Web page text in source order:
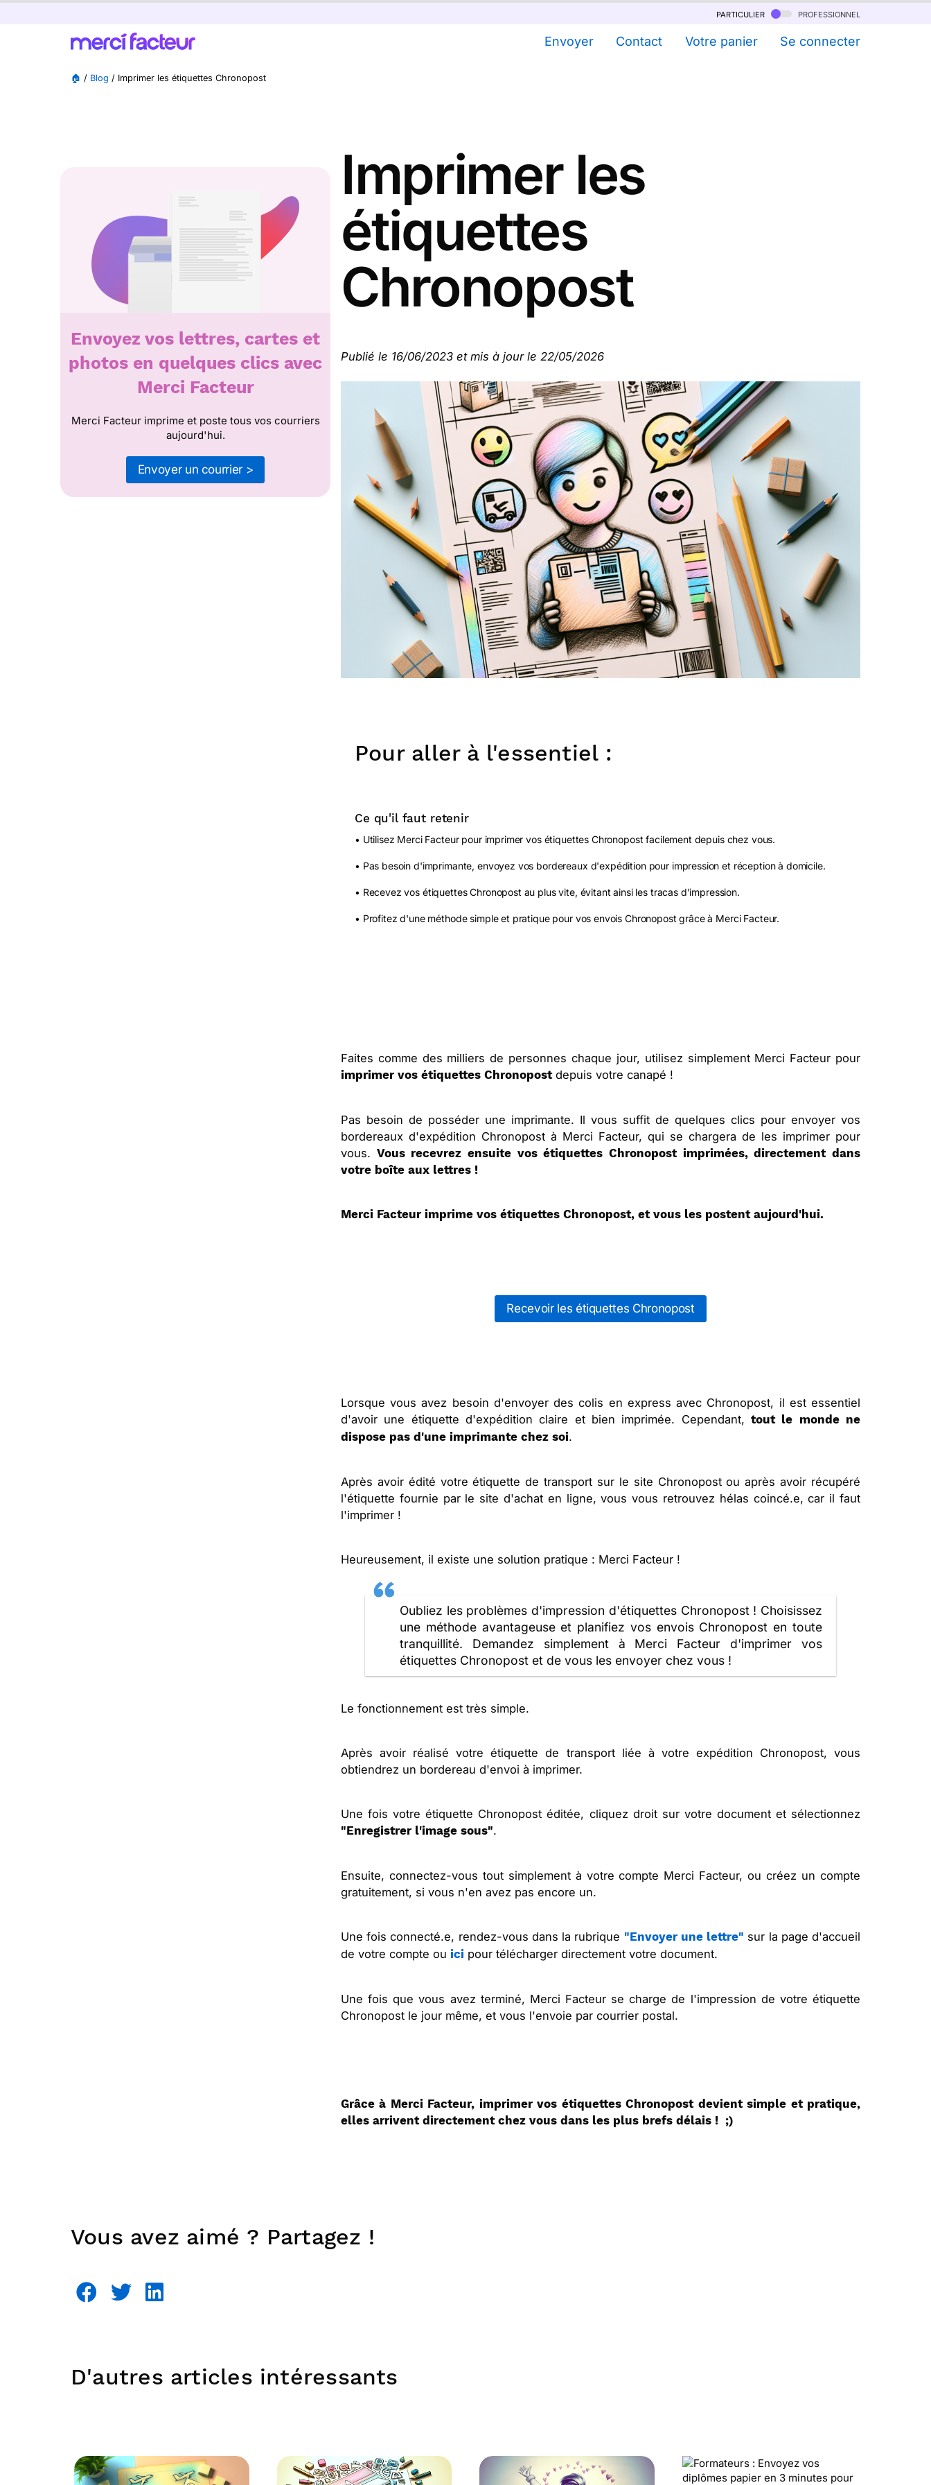
particulier professionnel
Envoyer Contact Votre panier Se connecter
🏠 / Blog / Imprimer les étiquettes Chronopost
Envoyez vos lettres, cartes et
photos en quelques clics avec
Merci Facteur
Merci Facteur imprime et poste tous vos courriers
aujourd'hui.
Envoyer un courrier >
Imprimer les
étiquettes
Chronopost
Publié le 16/06/2023 et mis à jour le 22/05/2026
Pour aller à l'essentiel :
Ce qu'il faut retenir
• Utilisez Merci Facteur pour imprimer vos étiquettes Chronopost facilement depuis chez vous.
• Pas besoin d'imprimante, envoyez vos bordereaux d'expédition pour impression et réception à domicile.
• Recevez vos étiquettes Chronopost au plus vite, évitant ainsi les tracas d'impression.
• Profitez d'une méthode simple et pratique pour vos envois Chronopost grâce à Merci Facteur.
Faites comme des milliers de personnes chaque jour, utilisez simplement Merci Facteur pour
imprimer vos étiquettes Chronopost depuis votre canapé !
Pas besoin de posséder une imprimante. Il vous suffit de quelques clics pour envoyer vos
bordereaux d'expédition Chronopost à Merci Facteur, qui se chargera de les imprimer pour
vous. Vous recevrez ensuite vos étiquettes Chronopost imprimées, directement dans
votre boîte aux lettres !
Merci Facteur imprime vos étiquettes Chronopost, et vous les postent aujourd'hui.
Recevoir les étiquettes Chronopost
Lorsque vous avez besoin d'envoyer des colis en express avec Chronopost, il est essentiel
d'avoir une étiquette d'expédition claire et bien imprimée. Cependant, tout le monde ne
dispose pas d'une imprimante chez soi.
Après avoir édité votre étiquette de transport sur le site Chronopost ou après avoir récupéré
l'étiquette fournie par le site d'achat en ligne, vous vous retrouvez hélas coincé.e, car il faut
l'imprimer !
Heureusement, il existe une solution pratique : Merci Facteur !
Oubliez les problèmes d'impression d'étiquettes Chronopost ! Choisissez
une méthode avantageuse et planifiez vos envois Chronopost en toute
tranquillité. Demandez simplement à Merci Facteur d'imprimer vos
étiquettes Chronopost et de vous les envoyer chez vous !
Le fonctionnement est très simple.
Après avoir réalisé votre étiquette de transport liée à votre expédition Chronopost, vous
obtiendrez un bordereau d'envoi à imprimer.
Une fois votre étiquette Chronopost éditée, cliquez droit sur votre document et sélectionnez
"Enregistrer l'image sous".
Ensuite, connectez-vous tout simplement à votre compte Merci Facteur, ou créez un compte
gratuitement, si vous n'en avez pas encore un.
Une fois connecté.e, rendez-vous dans la rubrique "Envoyer une lettre" sur la page d'accueil
de votre compte ou ici pour télécharger directement votre document.
Une fois que vous avez terminé, Merci Facteur se charge de l'impression de votre étiquette
Chronopost le jour même, et vous l'envoie par courrier postal.
Grâce à Merci Facteur, imprimer vos étiquettes Chronopost devient simple et pratique,
elles arrivent directement chez vous dans les plus brefs délais ! ;)
Vous avez aimé ? Partagez !
D'autres articles intéressants